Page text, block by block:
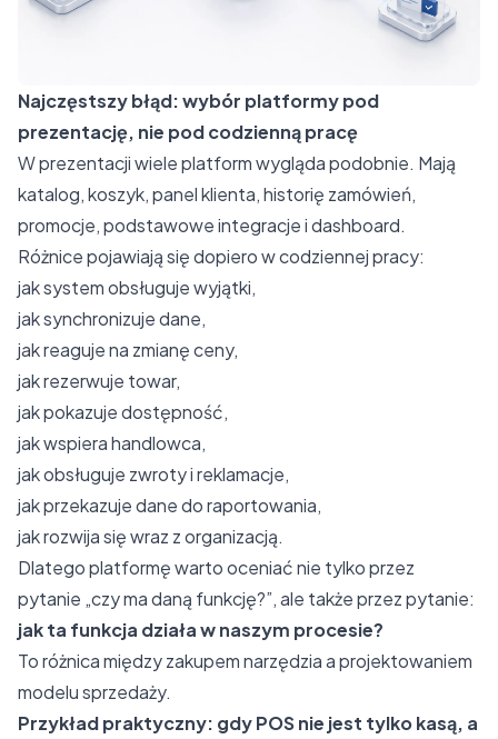
Najczęstszy błąd: wybór platformy pod
prezentację, nie pod codzienną pracę
W prezentacji wiele platform wygląda podobnie. Mają
katalog, koszyk, panel klienta, historię zamówień,
promocje, podstawowe integracje i dashboard.
Różnice pojawiają się dopiero w codziennej pracy:
jak system obsługuje wyjątki,
jak synchronizuje dane,
jak reaguje na zmianę ceny,
jak rezerwuje towar,
jak pokazuje dostępność,
jak wspiera handlowca,
jak obsługuje zwroty i reklamacje,
jak przekazuje dane do raportowania,
jak rozwija się wraz z organizacją.
Dlatego platformę warto oceniać nie tylko przez
pytanie „czy ma daną funkcję?”, ale także przez pytanie:
jak ta funkcja działa w naszym procesie?
To różnica między zakupem narzędzia a projektowaniem
modelu sprzedaży.
Przykład praktyczny: gdy POS nie jest tylko kasą, a